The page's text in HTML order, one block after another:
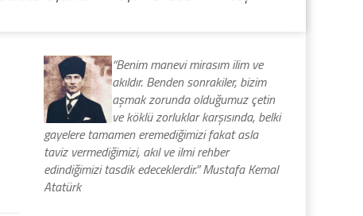
“Benim manevi mirasım ilim ve
akıldır. Benden sonrakiler, bizim
aşmak zorunda olduğumuz çetin
ve köklü zorluklar karşısında, belki
gayelere tamamen eremediğimizi fakat asla
taviz vermediğimizi, akıl ve ilmi rehber
edindiğimizi tasdik edeceklerdir.” Mustafa Kemal
Atatürk